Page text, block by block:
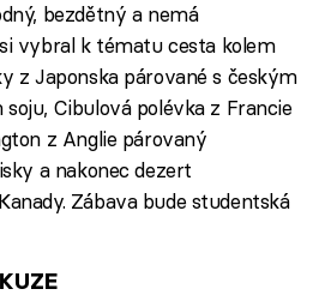
bezdětný a nemá
vybral k tématu cesta kolem
z Japonska párované s českým
Cibulová polévka z Francie
z Anglie párovaný
a nakonec dezert
Zábava bude studentská